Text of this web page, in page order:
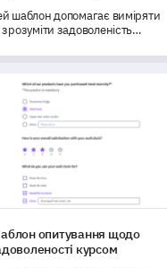
шаблон допомагає виміряти
зрозуміти задоволеність
опитування щодо
опитування щодо
курсом